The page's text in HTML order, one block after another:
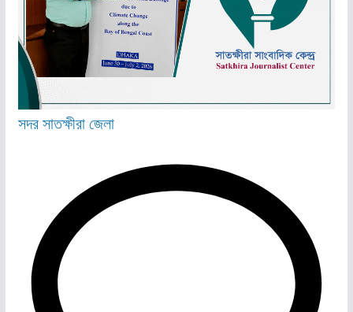
সদরসাতক্ষীরা জেলা